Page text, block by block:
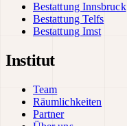
Bestattung Innsbruck
Bestattung Telfs
Bestattung Imst
Institut
Team
Räumlichkeiten
Partner